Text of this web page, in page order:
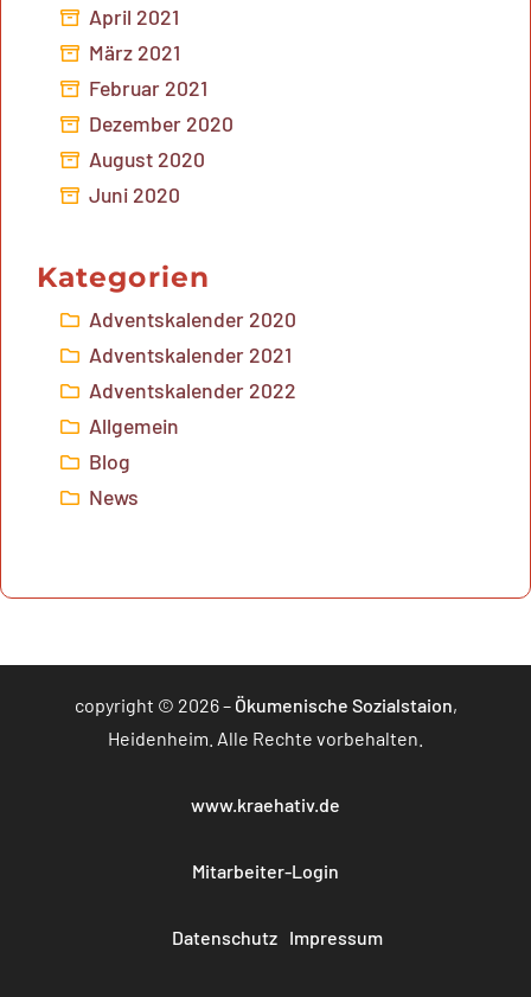
April 2021
März 2021
Februar 2021
Dezember 2020
August 2020
Juni 2020
Kategorien
Adventskalender 2020
Adventskalender 2021
Adventskalender 2022
Allgemein
Blog
News
copyright © 2026 – Ökumenische Sozialstaion,
Heidenheim. Alle Rechte vorbehalten.
www.kraehativ.de
Mitarbeiter-Login
Datenschutz Impressum